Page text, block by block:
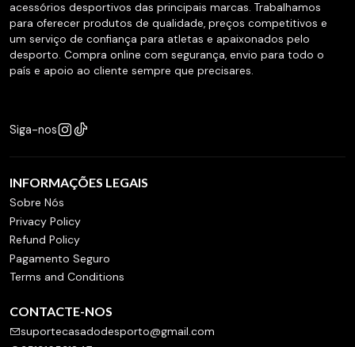
acessórios desportivos das principais marcas. Trabalhamos
para oferecer produtos de qualidade, preços competitivos e
um serviço de confiança para atletas e apaixonados pelo
desporto. Compra online com segurança, envio para todo o
país e apoio ao cliente sempre que precisares.
Siga-nos
INFORMAÇÕES LEGAIS
Sobre Nós
Privacy Policy
Refund Policy
Pagamento Seguro
Terms and Conditions
CONTACTE-NOS
suportecasadodesporto@gmail.com